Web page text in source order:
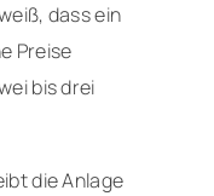
dass ein
Preise
bis drei
die Anlage